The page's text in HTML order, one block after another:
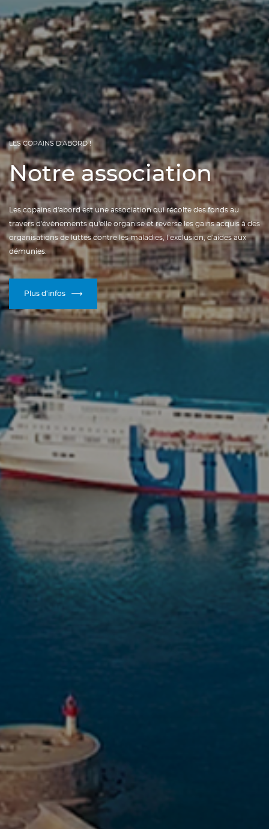
LES COPAINS D'ABORD !
Notre association
Les copains d'abord est une association qui récolte des fonds au
travers d'évènements qu'elle organise et reverse les gains acquis à des
organisations de luttes contre les maladies, l’exclusion, d'aides aux
démunies.
Plus d'infos
AJOUTER À MA LISTE D'ENVIES
add_circle_outline Create new list
((MODALTITLE))
((confirmMessage))
((cancelText)) ((modalDeleteText))
CRÉER UNE LISTE D'ENVIES
NOM DE LA LISTE D'ENVIES
Annuler Créer une liste d'envies
CONNEXION
Vous devez être connecté pour ajouter des produits
à votre liste d'envies.
Annuler Connexion